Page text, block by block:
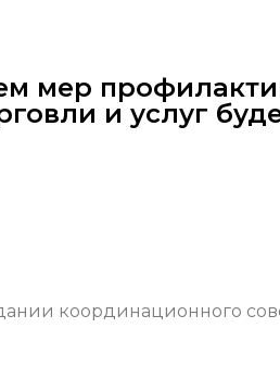
мер
и услуг
координационного